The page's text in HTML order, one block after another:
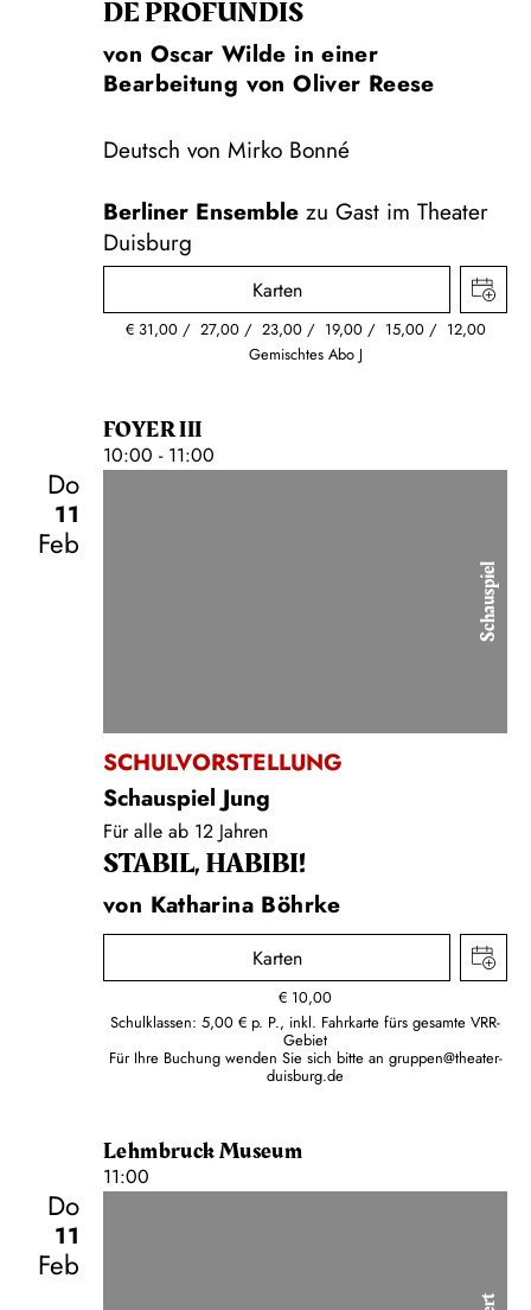
DE PROFUNDIS
von Oscar Wilde in einer
Bearbeitung von Oliver Reese
Deutsch von Mirko Bonné
Berliner Ensemble zu Gast im Theater
Duisburg
Karten
€ 31,00 27,00 23,00 19,00 15,00
12,00
Gemischtes Abo J
FOYER III
10:00 - 11:00
Do
11
Feb
Schauspiel
SCHULVORSTELLUNG
Schauspiel Jung
Für alle ab 12 Jahren
STABIL, HABIBI!
von Katharina Böhrke
Karten
€ 10,00
Schulklassen: 5,00 € p. P., inkl. Fahrkarte fürs gesamte VRR-
Gebiet
Für Ihre Buchung wenden Sie sich bitte an gruppen@theater-
duisburg.de
Lehmbruck Museum
11:00
Do
11
Feb